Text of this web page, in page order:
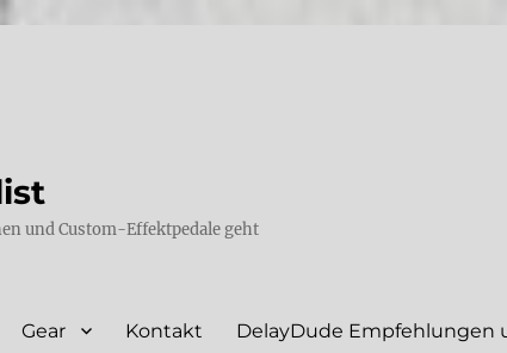
und Custom-Effektpedale geht
Gear Kontakt DelayDude Empfehlungen